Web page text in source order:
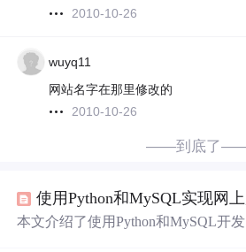
2010-10-26
wuyq11
网站名字在那里修改的
2010-10-26
——到底了
使用Python和MySQL实现网
本文介绍了使用Python和MySQL开